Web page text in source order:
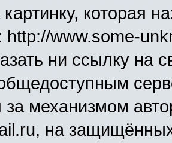
которая
http://www.some-
ни ссылку на
за механизмом
на